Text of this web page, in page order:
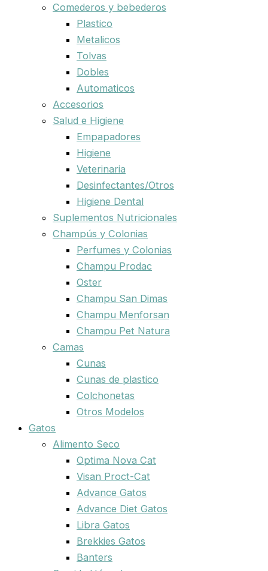
Comederos y bebederos
Plastico
Metalicos
Tolvas
Dobles
Automaticos
Accesorios
Salud e Higiene
Empapadores
Higiene
Veterinaria
Desinfectantes/Otros
Higiene Dental
Suplementos Nutricionales
Champús y Colonias
Perfumes y Colonias
Champu Prodac
Oster
Champu San Dimas
Champu Menforsan
Champu Pet Natura
Camas
Cunas
Cunas de plastico
Colchonetas
Otros Modelos
Gatos
Alimento Seco
Optima Nova Cat
Visan Proct-Cat
Advance Gatos
Advance Diet Gatos
Libra Gatos
Brekkies Gatos
Banters